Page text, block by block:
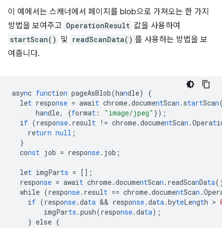
이 예에서는 스캐너에서 페이지를 blob으로 가져오는 한 가지
방법을 보여주고 OperationResult 값을 사용하여
startScan() 및 readScanData() 를 사용하는 방법을 보
여줍니다.
async function pageAsBlob(handle)
{
let response = await chrome.documentScan .startScan
handle, {format : "image/jpeg" });
if (response.result != chrome.documentScan .Operat
return null ;
}
const job = response.job;
let imgParts = [] ;
response = await chrome.documentScan .readScanData
while (response.result == chrome.documentScan
if (response.data && response.data.byteLength >
imgParts .push(response.data);
} else {